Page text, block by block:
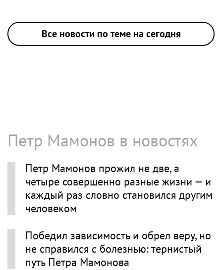
Все новости по теме на сегодня
Петр Мамонов в новостях
Петр Мамонов прожил не две, а
четыре совершенно разные жизни — и
каждый раз словно становился другим
человеком
Победил зависимость и обрел веру, но
не справился с болезнью: тернистый
путь Петра Мамонова